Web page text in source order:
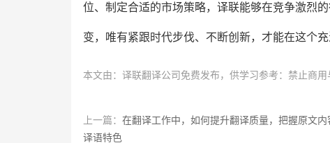
位、制定合适的市场策略，译联能够在竞争激烈
变，唯有紧跟时代步伐、不断创新，才能在这个
本文由：译联翻译公司免费发布，供学习参考：禁止商用
上一篇： 在翻译工作中，如何提升翻译质量，把握原文内
译语特色